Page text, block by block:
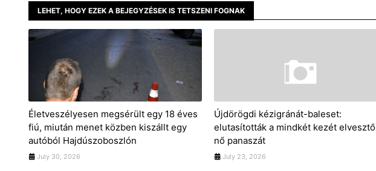
LEHET, HOGY EZEK A BEJEGYZÉSEK IS TETSZENI FOGNAK
Életveszélyesen megsérült egy 18 éves
fiú, miután menet közben kiszállt egy
autóból Hajdúszoboszlón
July 30, 2026
Újdörögdi kézigránát-baleset:
elutasították a mindkét kezét elvesztő
nő panaszát
July 23, 2026